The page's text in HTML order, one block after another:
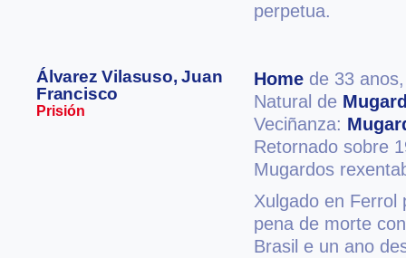
perpetua.
Álvarez Vilasuso, Juan
Francisco
Prisión
Home de 33
Natural de
Veciñanza:
Retornado sobre
Mugardos
Xulgado en Ferrol
pena de morte
Brasil e un ano